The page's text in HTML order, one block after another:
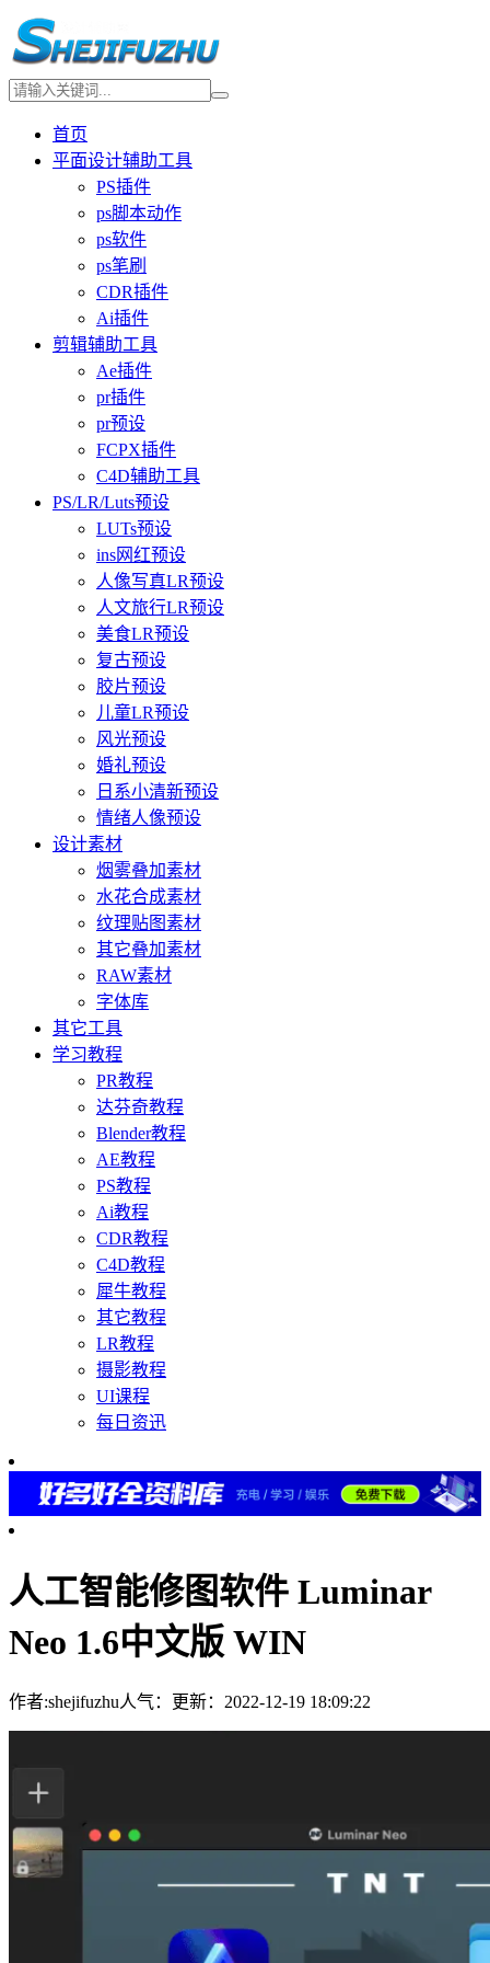
首页
平面设计辅助工具
PS插件
ps脚本动作
ps软件
ps笔刷
CDR插件
Ai插件
剪辑辅助工具
Ae插件
pr插件
pr预设
FCPX插件
C4D辅助工具
PS/LR/Luts预设
LUTs预设
ins网红预设
人像写真LR预设
人文旅行LR预设
美食LR预设
复古预设
胶片预设
儿童LR预设
风光预设
婚礼预设
日系小清新预设
情绪人像预设
设计素材
烟雾叠加素材
水花合成素材
纹理贴图素材
其它叠加素材
RAW素材
字体库
其它工具
学习教程
PR教程
达芬奇教程
Blender教程
AE教程
PS教程
Ai教程
CDR教程
C4D教程
犀牛教程
其它教程
LR教程
摄影教程
UI课程
每日资迅
人工智能修图软件 Luminar
Neo 1.6中文版 WIN
作者:shejifuzhu人气： 更新：2022-12-19 18:09:22